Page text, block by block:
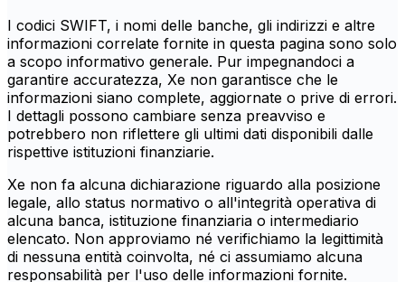
I codici SWIFT, i nomi delle banche, gli indirizzi e altre
informazioni correlate fornite in questa pagina sono solo
a scopo informativo generale. Pur impegnandoci a
garantire accuratezza, Xe non garantisce che le
informazioni siano complete, aggiornate o prive di errori.
I dettagli possono cambiare senza preavviso e
potrebbero non riflettere gli ultimi dati disponibili dalle
rispettive istituzioni finanziarie.
Xe non fa alcuna dichiarazione riguardo alla posizione
legale, allo status normativo o all'integrità operativa di
alcuna banca, istituzione finanziaria o intermediario
elencato. Non approviamo né verifichiamo la legittimità
di nessuna entità coinvolta, né ci assumiamo alcuna
responsabilità per l'uso delle informazioni fornite.